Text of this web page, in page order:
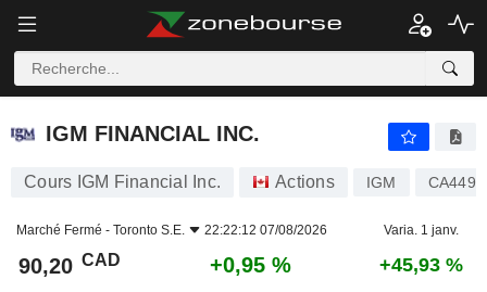
IGM FINANCIAL INC.
IGM FINANCIAL INC.
Cours IGM Financial Inc. Actions IGM
Marché Fermé - Toronto S.E. 22:22:12 07/08/2026 Varia. 1 janv.
90,20 CAD +0,95 % +45,93 %